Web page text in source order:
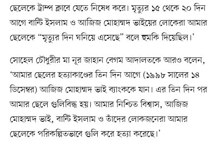
ছেলেকে ট্রাম্প ক্লাবে যেতে নিষেধ করে। মৃত্যুর ১৫ থেকে ২০ দিন
আগে বান্টি ইসলাম ও আজিজ মোহাম্মদ ভাইয়ের লোকেরা আমার
ছেলেকে “মৃত্যুর দিন ঘনিয়ে এসেছে” বলে হুমকি দিয়েছিল।’
সোহেল চৌধুরীর মা নূর জাহান বেগম আদালতকে আরও বলেন,
‘আমার ছেলের হত্যাকাণ্ডের তিন দিন আগে (১৯৯৮ সালের ১৪
ডিসেম্বর) আজিজ মোহাম্মদ ভাই ব্যাংককে যান। এর তিন দিন পর
আমার ছেলে গুলিবিদ্ধ হয়। আমার নিশ্চিত বিশ্বাস, আজিজ
মোহাম্মদ ভাই, বান্টি ইসলাম ও তাঁদের লোকজনেরা আমার
ছেলেকে পরিকল্পিতভাবে গুলি করে হত্যা করেছে।’